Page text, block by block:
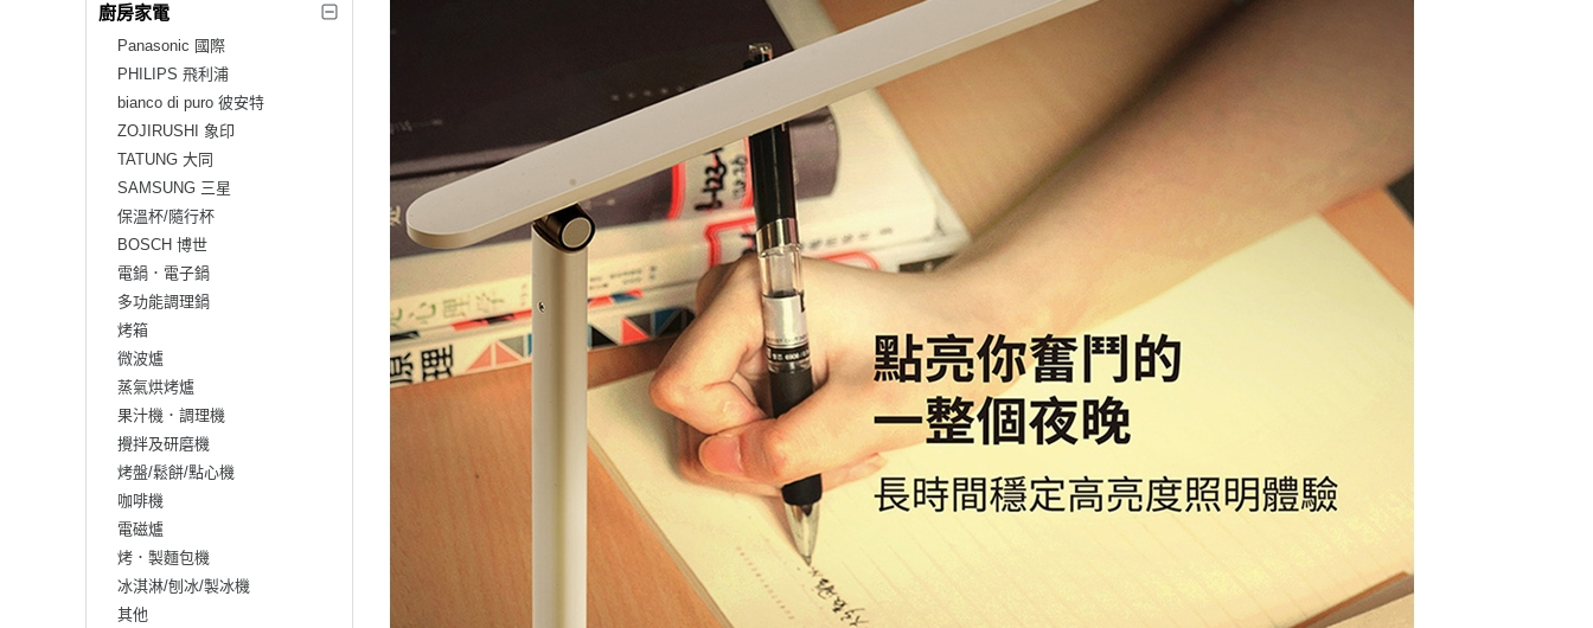
廚房家電
Panasonic 國際
PHILIPS 飛利浦
bianco di puro 彼安特
ZOJIRUSHI 象印
TATUNG 大同
SAMSUNG 三星
保溫杯/隨行杯
BOSCH 博世
電鍋．電子鍋
多功能調理鍋
烤箱
微波爐
蒸氣烘烤爐
果汁機．調理機
攪拌及研磨機
烤盤/鬆餅/點心機
咖啡機
電磁爐
烤．製麵包機
冰淇淋/刨冰/製冰機
其他